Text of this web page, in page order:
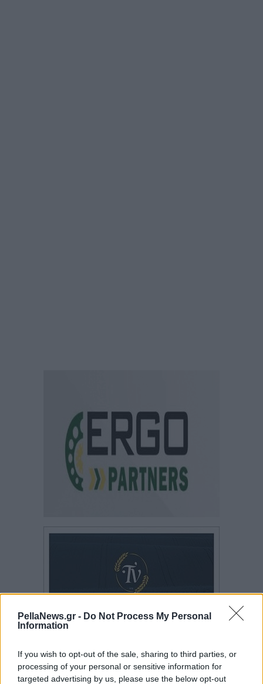
PellaNews.gr - Do Not Process My Personal
Information
If you wish to opt-out of the sale, sharing to third parties, or
processing of your personal or sensitive information for
targeted advertising by us, please use the below opt-out